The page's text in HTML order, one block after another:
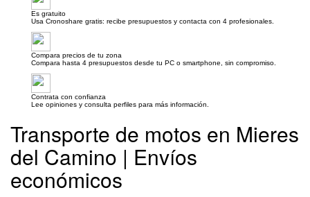
Es gratuito
Usa Cronoshare gratis: recibe presupuestos y contacta con 4 profesionales.
Compara precios de tu zona
Compara hasta 4 presupuestos desde tu PC o smartphone, sin compromiso.
Contrata con confianza
Lee opiniones y consulta perfiles para más información.
Transporte de motos en Mieres
del Camino | Envíos
económicos